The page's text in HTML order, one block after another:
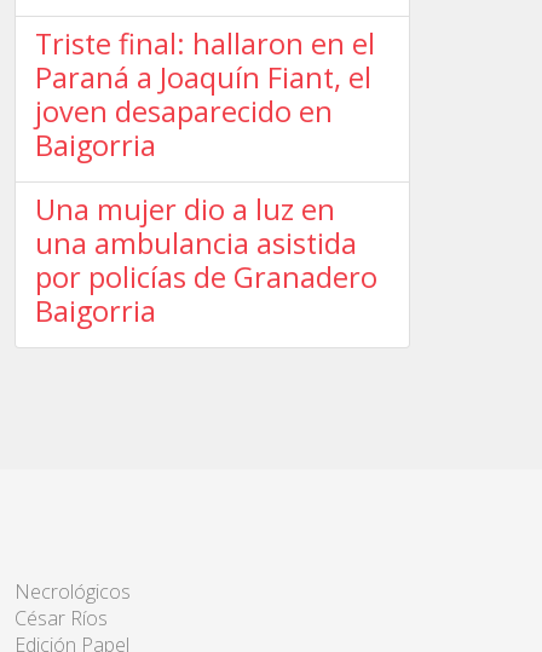
Triste final: hallaron en el
Paraná a Joaquín Fiant, el
joven desaparecido en
Baigorria
Una mujer dio a luz en
una ambulancia asistida
por policías de Granadero
Baigorria
Necrológicos
César Ríos
Edición Papel